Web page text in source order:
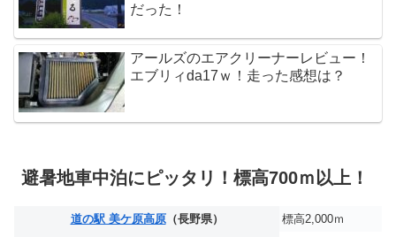
だった！
アールズのエアクリーナーレビュー！
エブリィda17ｗ！走った感想は？
避暑地車中泊にピッタリ！標高700ｍ以上！
道の駅 美ケ原高原（長野県）
標高2,000ｍ